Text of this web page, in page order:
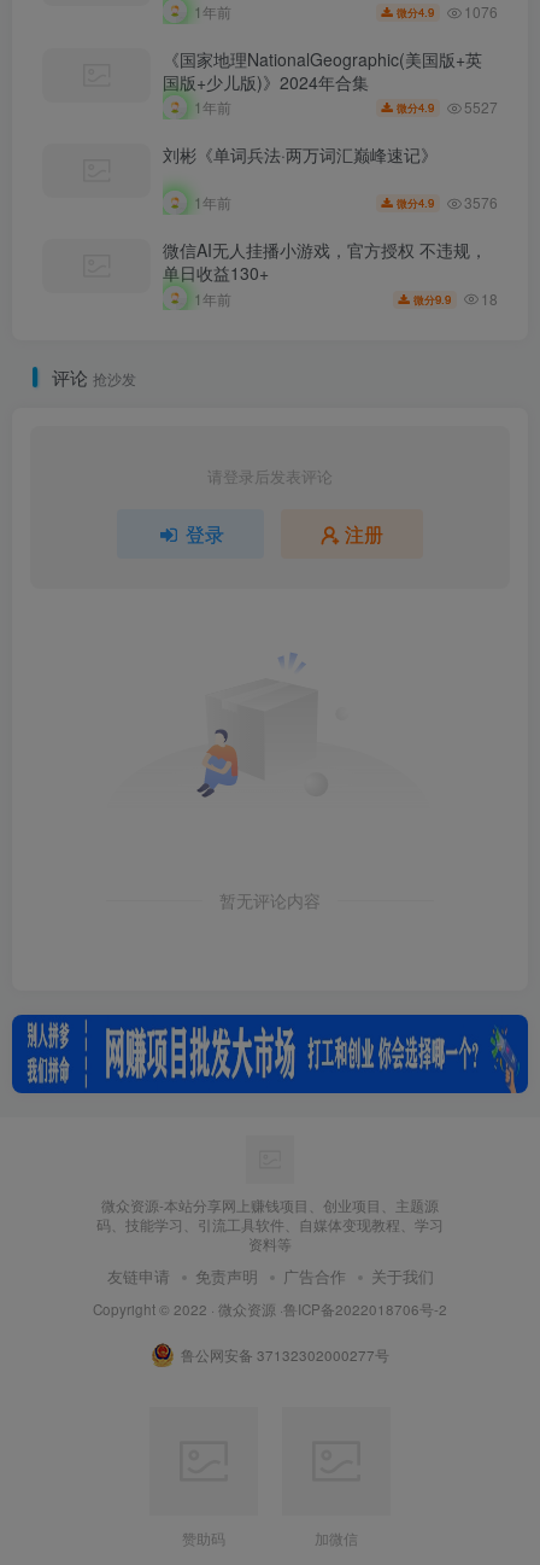
1年前 微分4.9 1076
《国家地理NationalGeographic(美国版+英
国版+少儿版)》2024年合集
1年前 微分4.9 5527
刘彬《单词兵法·两万词汇巅峰速记》
1年前 微分4.9 3576
微信AI无人挂播小游戏，官方授权 不违规，
单日收益130+
1年前 微分9.9 18
评论 抢沙发
请登录后发表评论
登录 注册
暂无评论内容
微众资源-本站分享网上赚钱项目、创业项目、主题源
码、技能学习、引流工具软件、自媒体变现教程、学习
资料等
友链申请 免责声明 广告合作 关于我们
Copyright © 2022 · 微众资源 ·鲁ICP备2022018706号-2
鲁公网安备 37132302000277号
赞助码 加微信